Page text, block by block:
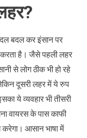
बदल कर इंसान पर
है। जैसे पहली लहर
से लोग ठीक भी हो रहे
दूसरी लहर में ये रुप
ये व्यवहार भी तीसरी
वायरस के पास काफी
करेगा। आसान भाषा में